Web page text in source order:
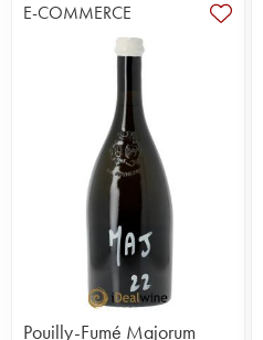
E-COMMERCE
Pouilly-Fumé Majorum